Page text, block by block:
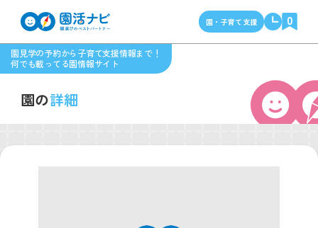
園見学の予約から子育て支援情報まで！
何でも載ってる園情報サイト
園・子育て支援 0
園の詳細